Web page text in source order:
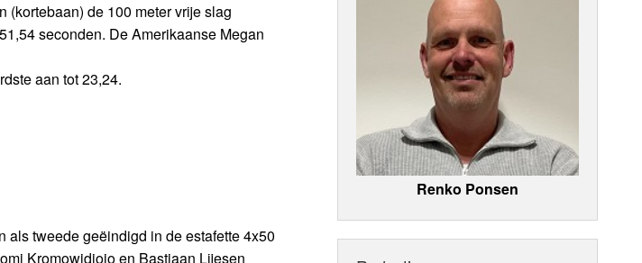
de 100 meter vrije slag
seconden. De Amerikaanse Megan
aan tot 23,24.
tweede geëindigd in de estafette 4x50
Kromowidjojo en Bastiaan Lijesen
Renko Ponsen